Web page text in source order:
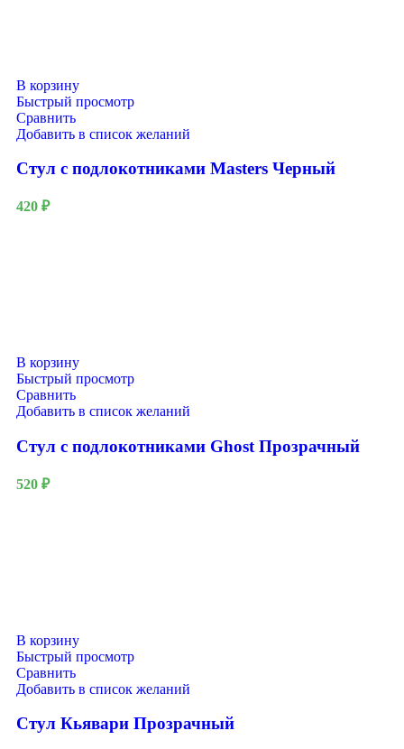
В корзину
Быстрый просмотр
Сравнить
Добавить в список желаний
Стул с подлокотниками Masters Черный
420 ₽
В корзину
Быстрый просмотр
Сравнить
Добавить в список желаний
Стул с подлокотниками Ghost Прозрачный
520 ₽
В корзину
Быстрый просмотр
Сравнить
Добавить в список желаний
Стул Кьявари Прозрачный